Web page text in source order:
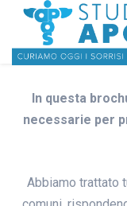
In questa
necessarie per
Abbiamo trattato